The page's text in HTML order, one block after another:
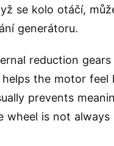
se kolo otáčí,
generátoru.
reduction
the motor feel
prevents
wheel is not